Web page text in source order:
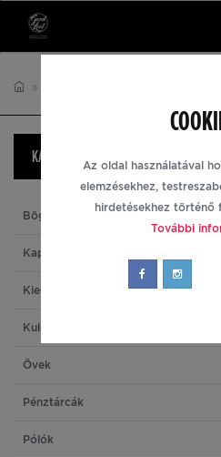
KATEGÓRIÁK
Bögrék
Kapucnis pulóverek
Kiegészítők
Kulcstartók
Övek
Pénztárcák
Pólók
Az oldal használatával
elemzésekhez,
hirdetésekhez történő
További